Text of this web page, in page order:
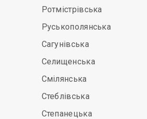
Ротмістрівська
Руськополянська
Сагунівська
Селищенська
Смілянська
Стеблівська
Степанецька